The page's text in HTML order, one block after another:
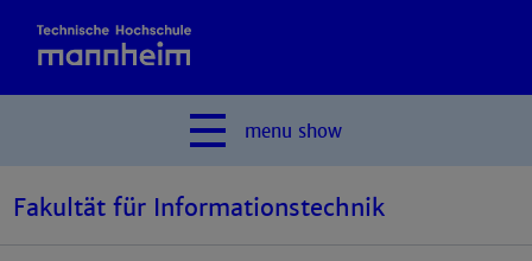
menu show
Fakultät für Informationstechnik